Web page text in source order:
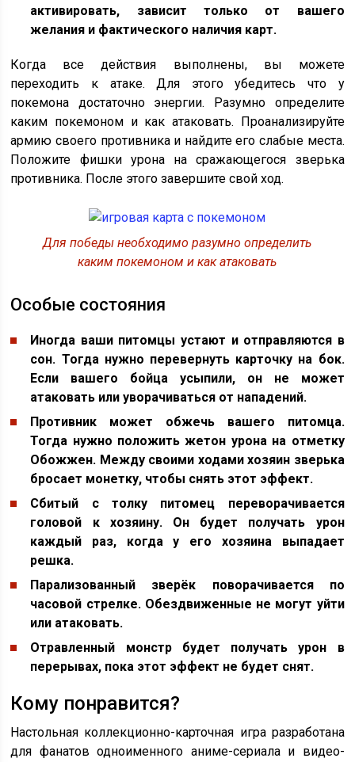
активировать, зависит только от вашего
желания и фактического наличия карт.
Когда все действия выполнены, вы можете
переходить к атаке. Для этого убедитесь что у
покемона достаточно энергии. Разумно определите
каким покемоном и как атаковать. Проанализируйте
армию своего противника и найдите его слабые места.
Положите фишки урона на сражающегося зверька
противника. После этого завершите свой ход.
Для победы необходимо разумно определить
каким покемоном и как атаковать
Особые состояния
Иногда ваши питомцы устают и отправляются в
сон. Тогда нужно перевернуть карточку на бок.
Если вашего бойца усыпили, он не может
атаковать или уворачиваться от нападений.
Противник может обжечь вашего питомца.
Тогда нужно положить жетон урона на отметку
Обожжен. Между своими ходами хозяин зверька
бросает монетку, чтобы снять этот эффект.
Сбитый с толку питомец переворачивается
головой к хозяину. Он будет получать урон
каждый раз, когда у его хозяина выпадает
решка.
Парализованный зверёк поворачивается по
часовой стрелке. Обездвиженные не могут уйти
или атаковать.
Отравленный монстр будет получать урон в
перерывах, пока этот эффект не будет снят.
Кому понравится?
Настольная коллекционно-карточная игра разработана
для фанатов одноименного аниме-сериала и видео-